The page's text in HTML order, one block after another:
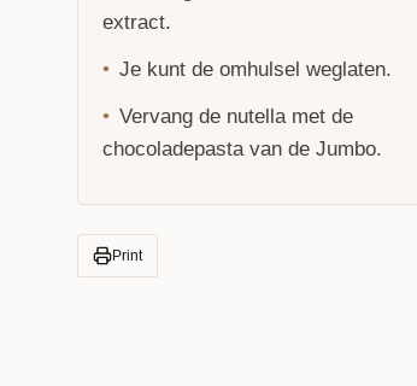
extract.
Je kunt de omhulsel weglaten.
Vervang de nutella met de
chocoladepasta van de Jumbo.
Print